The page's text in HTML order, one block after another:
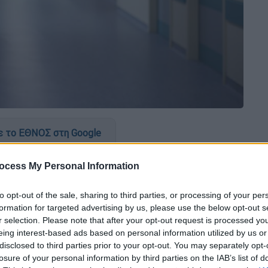
My Personal Information
opt-out of the sale, sharing to third parties, or processing of your
for targeted advertising by us, please use the below opt-out
selection. Please note that after your opt-out request is processed
interest-based ads based on personal information utilized by us
to third parties prior to your opt-out. You may separately
of your personal information by third parties on the IAB’s list of
το ΕΘΝΟΣ στη Google
στους ειδικούςσε όλο τον κόσμο
είναι σε αυξημένη επιφυλακή
ιό που πλήττειπαιδιά.Την Τρίτη
θάνατοςστηΒρετανία.